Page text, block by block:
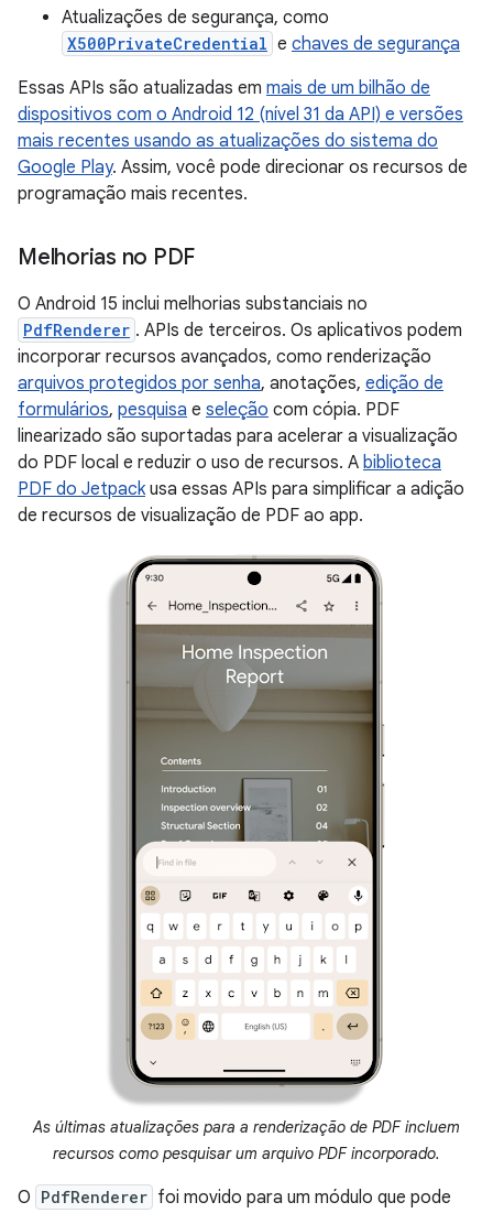
Atualizações de segurança, como
X500PrivateCredential e chaves de segurança
Essas APIs são atualizadas em mais de um bilhão de
dispositivos com o Android 12 (nível 31 da API) e versões
mais recentes usando as atualizações do sistema do
Google Play. Assim, você pode direcionar os recursos de
programação mais recentes.
Melhorias no PDF
O Android 15 inclui melhorias substanciais no
PdfRenderer . APIs de terceiros. Os aplicativos podem
incorporar recursos avançados, como renderização
arquivos protegidos por senha, anotações, edição de
formulários, pesquisa e seleção com cópia. PDF
linearizado são suportadas para acelerar a visualização
do PDF local e reduzir o uso de recursos. A biblioteca
PDF do Jetpackusa essas APIs para simplificar a adição
de recursos de visualização de PDF ao app.
As últimas atualizações para a renderização de PDF incluem
recursos como pesquisar um arquivo PDF incorporado.
O PdfRenderer foi movido para um módulo que pode